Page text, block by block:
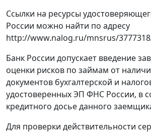
Ссылки на ресурсы
России можно найти по адресу
http://www.nalog.ru/mnsrus/
Банк России допускает введение
оценки рисков по займам от
документов бухгалтерской и
удостоверенных ЭП ФНС России, в
кредитного досье данного
Для проверки действительности